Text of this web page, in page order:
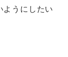
ようにしたい